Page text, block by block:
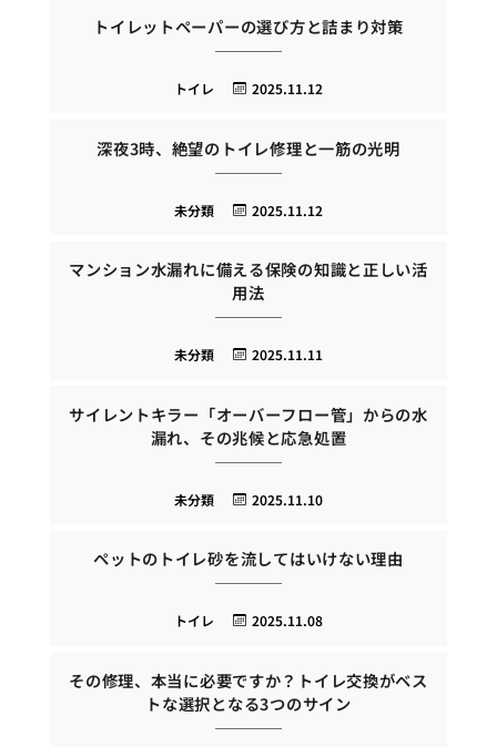
トイレットペーパーの選び方と詰まり対策
2025.11.12
トイレ
深夜3時、絶望のトイレ修理と一筋の光明
2025.11.12
未分類
マンション水漏れに備える保険の知識と正しい活
用法
2025.11.11
未分類
サイレントキラー「オーバーフロー管」からの水
漏れ、その兆候と応急処置
2025.11.10
未分類
ペットのトイレ砂を流してはいけない理由
2025.11.08
トイレ
その修理、本当に必要ですか？トイレ交換がベス
トな選択となる3つのサイン